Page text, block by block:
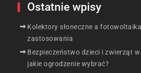
Ostatnie wpisy
Kolektory słoneczne a
zastosowania
Bezpieczeństwo dzieci i zwierząt
jakie ogrodzenie wybrać?